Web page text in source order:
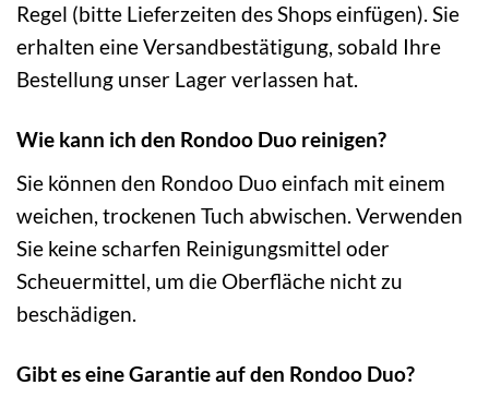
Regel (bitte Lieferzeiten des Shops einfügen). Sie
erhalten eine Versandbestätigung, sobald Ihre
Bestellung unser Lager verlassen hat.
Wie kann ich den Rondoo Duo reinigen?
Sie können den Rondoo Duo einfach mit einem
weichen, trockenen Tuch abwischen. Verwenden
Sie keine scharfen Reinigungsmittel oder
Scheuermittel, um die Oberfläche nicht zu
beschädigen.
Gibt es eine Garantie auf den Rondoo Duo?